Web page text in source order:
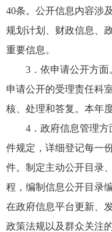
40条。公开信息内容涉
规划计划、财政信息、
重要信息。
3．依申请公开方
申请公开的受理责任科
核、处理和答复。本年
4．政府信息管理
件规定，详细登记每一
件。制定主动公开目录
程，编制信息公开目录
在政府信息平台更新、
政策法规以及群众关注